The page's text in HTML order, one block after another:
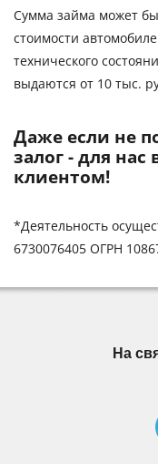
Сумма займа может
стоимости
технического
выдаются от 10 тыс.
Даже если не
залог - для
клиентом!
*Деятельность
6730076405 ОГРН
На